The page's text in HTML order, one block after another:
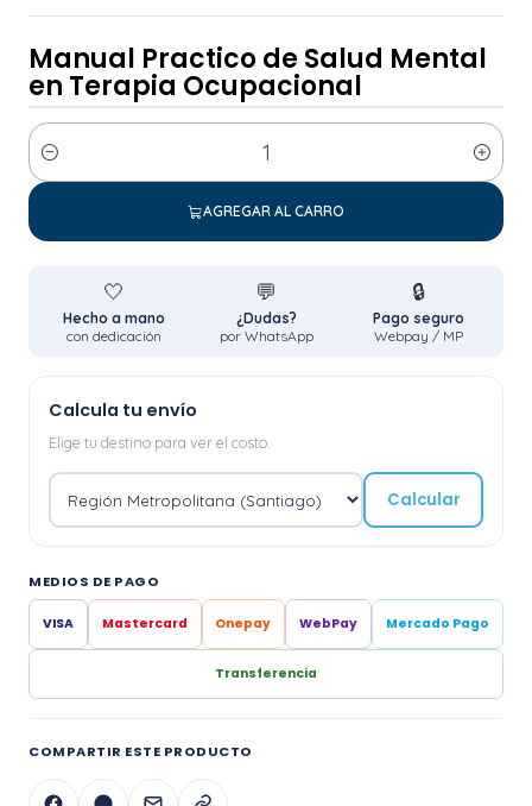
Manual Practico de Salud Mental
en Terapia Ocupacional
Cantidad
AGREGAR AL CARRO
🤍
Hecho a mano
con dedicación
💬
¿Dudas?
por WhatsApp
🔒
Pago seguro
Webpay / MP
Calcula tu envío
Elige tu destino para ver el costo.
Calcular
MEDIOS DE PAGO
VISA Mastercard Onepay WebPay Mercado Pago
Transferencia
COMPARTIR ESTE PRODUCTO